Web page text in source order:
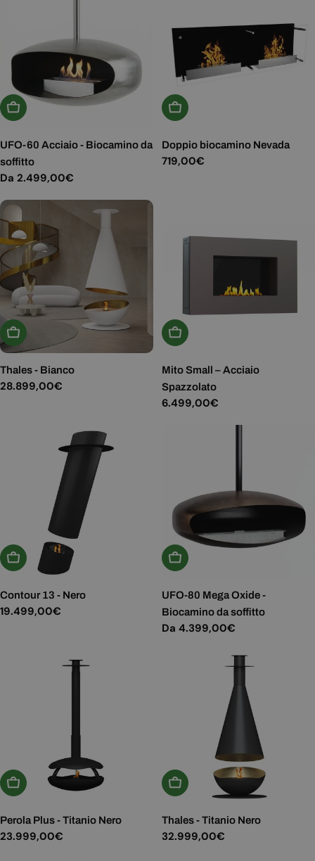
Scegli Le Opzioni
UFO-60 Acciaio - Biocamino da
soffitto
Prezzo
Da 2.499,00€
Aggiungi Al Carrello
Doppio biocamino Nevada
Prezzo
719,00€
Aggiungi Al Carrello
Thales - Bianco
Prezzo
28.899,00€
Aggiungi Al Carrello
Mito Small – Acciaio
Spazzolato
Prezzo
6.499,00€
Aggiungi Al Carrello
Contour 13 - Nero
Prezzo
19.499,00€
Scegli Le Opzioni
UFO-80 Mega Oxide -
Biocamino da soffitto
Prezzo
Da 4.399,00€
Aggiungi Al Carrello
Perola Plus - Titanio Nero
Prezzo
23.999,00€
Aggiungi Al Carrello
Thales - Titanio Nero
Prezzo
32.999,00€